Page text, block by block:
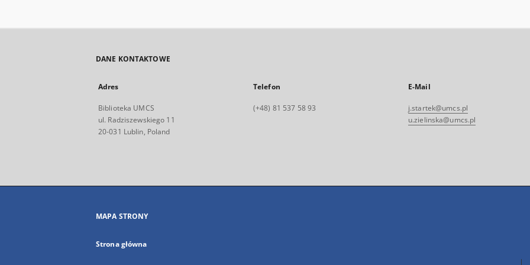
DANE KONTAKTOWE
Adres
Biblioteka UMCS
ul. Radziszewskiego 11
20-031 Lublin, Poland
Telefon
(+48) 81 537 58 93
E-Mail
j.startek@umcs.pl
u.zielinska@umcs.pl
MAPA STRONY
Strona główna